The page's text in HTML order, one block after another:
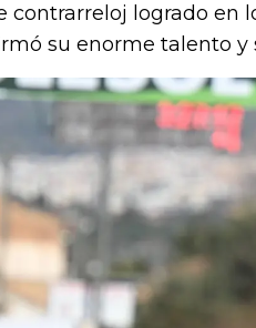
contrarreloj logrado en
su enorme talento